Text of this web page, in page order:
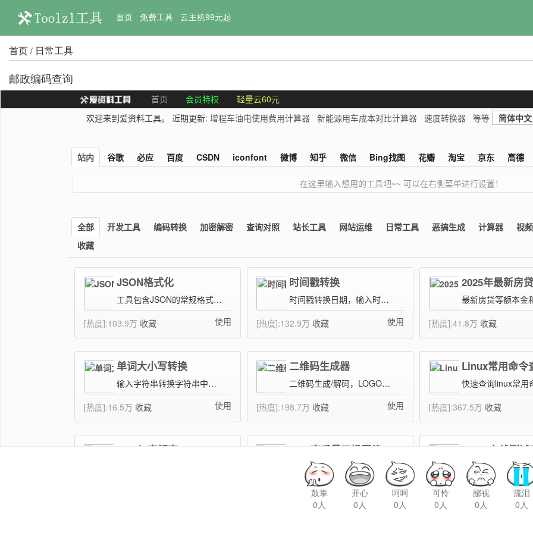
首页 免费工具 云主机99元起
首页 / 日常工具
邮政编码查询
鼓掌
0人
开心
0人
呵呵
0人
可怜
0人
鄙视
0人
流泪
0人